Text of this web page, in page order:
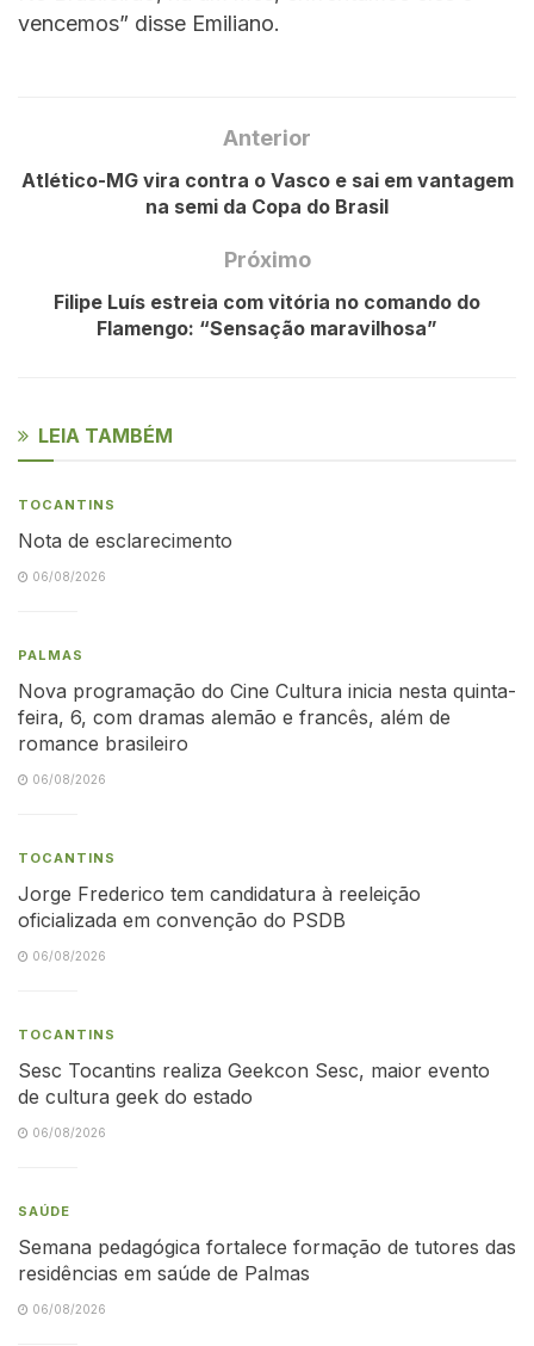
vencemos” disse Emiliano.
Anterior
Atlético-MG vira contra o Vasco e sai em vantagem
na semi da Copa do Brasil
Próximo
Filipe Luís estreia com vitória no comando do
Flamengo: “Sensação maravilhosa”
LEIA TAMBÉM
TOCANTINS
Nota de esclarecimento
06/08/2026
PALMAS
Nova programação do Cine Cultura inicia nesta quinta-
feira, 6, com dramas alemão e francês, além de
romance brasileiro
06/08/2026
TOCANTINS
Jorge Frederico tem candidatura à reeleição
oficializada em convenção do PSDB
06/08/2026
TOCANTINS
Sesc Tocantins realiza Geekcon Sesc, maior evento
de cultura geek do estado
06/08/2026
SAÚDE
Semana pedagógica fortalece formação de tutores das
residências em saúde de Palmas
06/08/2026